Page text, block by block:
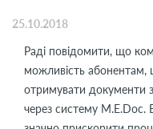
25.10.2018
Раді повідомити, що
можливість
отримувати документи
через систему M.E.Doc.